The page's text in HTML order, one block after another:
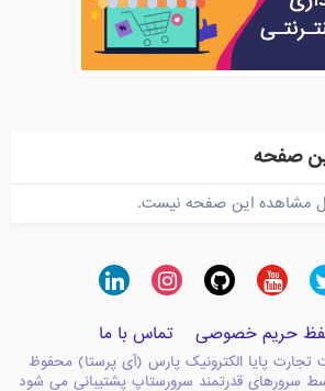
صفحه
مشاهده این صفحه نیست.
حریم خصوصی تماس با ما
پایا الکترونیک پارس (آی پرستا) محفوظ
سرورهای قدرتمند سرورستاپ پشتیبانی می شود